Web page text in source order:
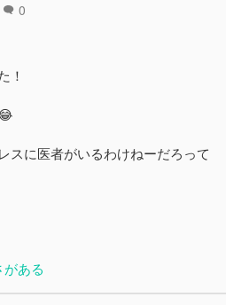
0
！
スに医者がいるわけねーだろって
がある